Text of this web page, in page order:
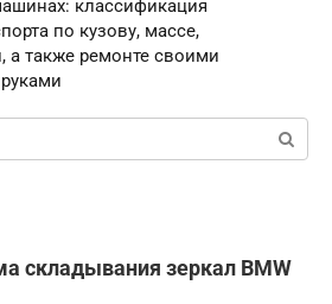
классификация
по кузову, массе,
а также ремонте своими
руками
складывания зеркал BMW